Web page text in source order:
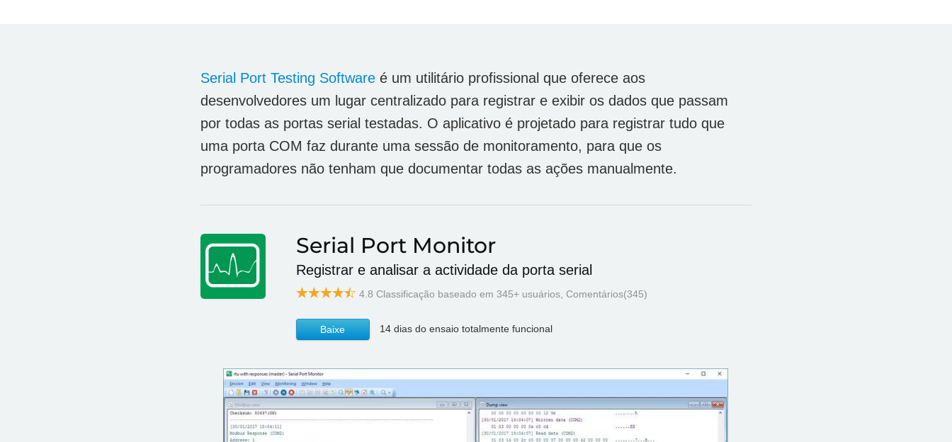
Serial Port Testing Softwareé um utilitário profissional que oferece aos
desenvolvedores um lugar centralizado para registrar e exibir os dados que passam
por todas as portas serial testadas. O aplicativo é projetado para registrar tudo que
uma porta COM faz durante uma sessão de monitoramento, para que os
programadores não tenham que documentar todas as ações manualmente.
Serial Port Monitor
Registrar e analisar a actividade da porta serial
4.8 Classificação baseado em 345+ usuários, Сomentários(345)
Baixe 14 dias do ensaio totalmente funcional